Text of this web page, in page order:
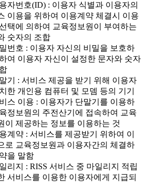
자번호(ID) : 이용자 식별과 이용자의
이용을 위하여 이용계약 체결시 이용
택에 의하여 교육정보원이 부여하는
숫자의 조합
번호 : 이용자 자신의 비밀을 보호하
여 이용자 자신이 설정한 문자와 숫자
기 : 서비스 제공을 받기 위해 이용자
한 개인용 컴퓨터 및 모뎀 등의 기기
스 이용 : 이용자가 단말기를 이용하
정보원의 주전산기에 접속하여 교육
이 제공하는 정보를 이용하는 것
계약 : 서비스를 제공받기 위하여 이
로 교육정보원과 이용자간의 체결하
을 말함
리지 : RISS 서비스 중 마일리지 적립
서비스를 이용한 이용자에게 지급되